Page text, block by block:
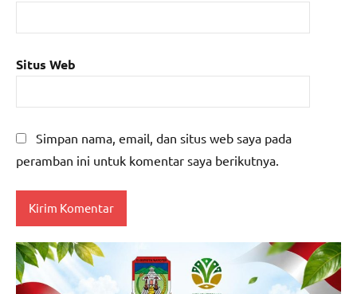
Situs Web
Simpan nama, email, dan situs web saya pada
peramban ini untuk komentar saya berikutnya.